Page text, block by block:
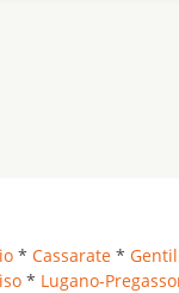
* Cassarate *
* Lugano-